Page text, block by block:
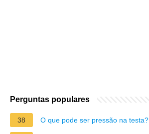
Perguntas populares
38 O que pode ser pressão na testa?